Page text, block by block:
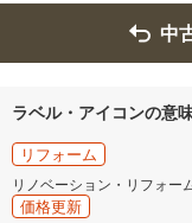
中
ラベル・アイコンの意
リフォーム
リノベーション・リフォー
価格更新